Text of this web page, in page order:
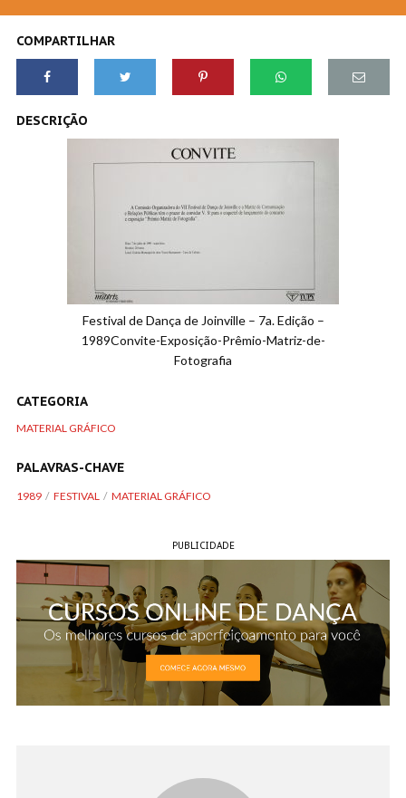
COMPARTILHAR
DESCRIÇÃO
Festival de Dança de Joinville – 7a. Edição –
1989Convite-Exposição-Prêmio-Matriz-de-
Fotografia
CATEGORIA
MATERIAL GRÁFICO
PALAVRAS-CHAVE
1989 FESTIVAL MATERIAL GRÁFICO
PUBLICIDADE